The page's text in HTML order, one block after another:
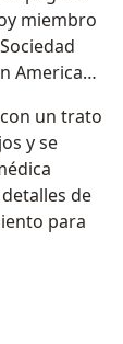
miembro
Americana
un trato
y se
de
para